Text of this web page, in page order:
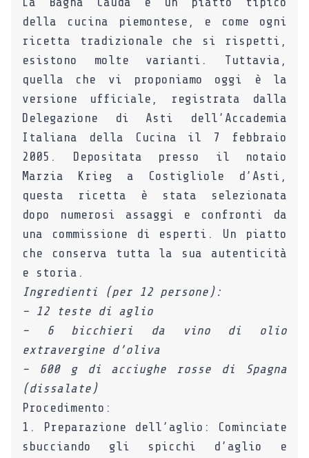
della cucina piemontese, e come ogni
ricetta tradizionale che si rispetti,
esistono molte varianti. Tuttavia,
quella che vi proponiamo oggi è la
versione ufficiale, registrata dalla
Delegazione di Asti dell’Accademia
Italiana della Cucina il 7 febbraio
2005. Depositata presso il notaio
Marzia Krieg a Costigliole d’Asti,
questa ricetta è stata selezionata
dopo numerosi assaggi e confronti da
una commissione di esperti. Un piatto
che conserva tutta la sua autenticità
e storia.
Ingredienti (per 12 persone):
– 12 teste di aglio
– 6 bicchieri da vino di olio
extravergine d’oliva
– 600 g di acciughe rosse di Spagna
(dissalate)
Procedimento:
1. Preparazione dell’aglio: Cominciate
sbucciando gli spicchi d’aglio e